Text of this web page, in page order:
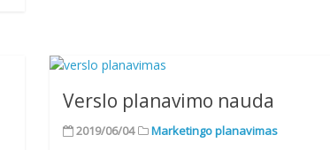
Verslo planavimo nauda
2019/06/04 Marketingo planavimas